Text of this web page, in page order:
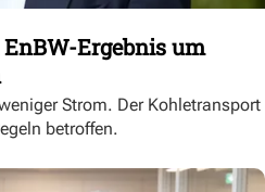
Ergebnis um
Strom. Der Kohletransport
betroffen.